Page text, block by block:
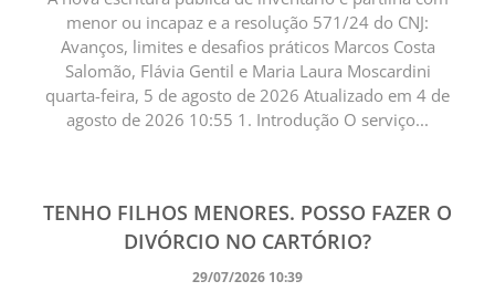
menor ou incapaz e a resolução 571/24 do CNJ:
Avanços, limites e desafios práticos Marcos Costa
Salomão, Flávia Gentil e Maria Laura Moscardini
quarta-feira, 5 de agosto de 2026 Atualizado em 4 de
agosto de 2026 10:55 1. Introdução O serviço...
TENHO FILHOS MENORES. POSSO FAZER O
DIVÓRCIO NO CARTÓRIO?
29/07/2026 10:39